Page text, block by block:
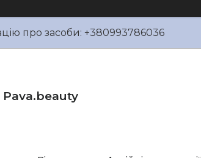
про засоби: +380993786036
Pava.beauty